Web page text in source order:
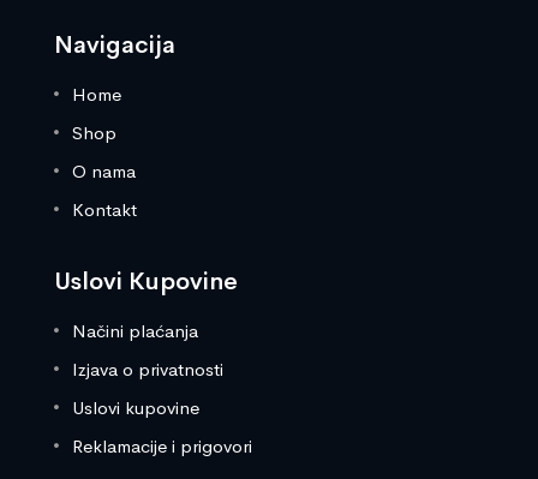
Navigacija
Home
Shop
O nama
Kontakt
Uslovi Kupovine
Načini plaćanja
Izjava o privatnosti
Uslovi kupovine
Reklamacije i prigovori